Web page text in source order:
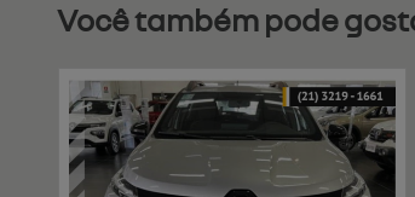
Você também pode